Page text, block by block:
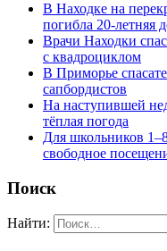
В Находке на
погибла 20-летняя
Врачи Находки
с квадроциклом
В Приморье
сапбордистов
На наступившей
тёплая погода
Для школьников
свободное
Поиск
Найти: